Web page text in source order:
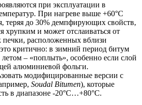
при эксплуатации в
При нагреве выше +60°C
теряя до 30% демпфирующих свойств,
хрупким и может отслаиваться от
печки, расположенных вблизи
критично: в зимний период битум
летом – «поплыть», особенно если слой
алюминиевой фольги.
модифицированные версии с
Soudal Bitumen), которые
в диапазоне -20°C…+80°C.